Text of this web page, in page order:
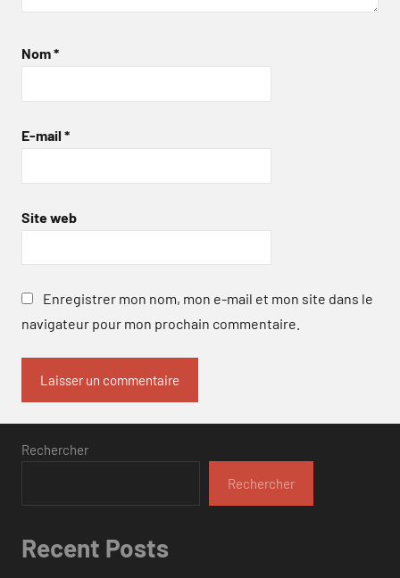
Nom*
E-mail *
Site web
Enregistrer mon nom, mon e-mail et mon site dans le
navigateur pour mon prochain commentaire.
Rechercher
Rechercher
Recent Posts